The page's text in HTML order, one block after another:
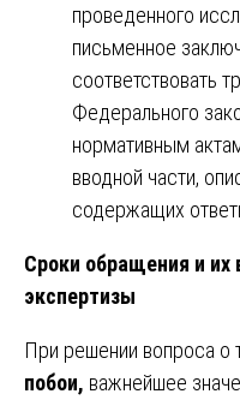
проведенного
письменное
соответствовать
Федерального
нормативным
вводной части,
содержащих
Сроки обращения и их
экспертизы
При решении вопроса о
побои, важнейшее